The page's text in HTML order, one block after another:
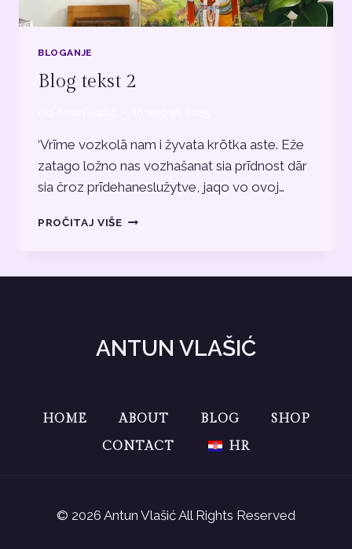
BLOGANJE
Blog tekst 2
‘Vrīme vozkolā nam i žyvata krōtka aste. Eže
zatago ložno nas vozhašanat sia prīdnost dār
sia čroz prīdehaneslužytve, jaqo vo ovoj…
PROČITAJ VIŠEBLOG
ANTUN VLAŠIĆ
HOME ABOUT BLOG
SHOP
CONTACT
HR
© 2026 Antun Vlašić All Rights Reserved